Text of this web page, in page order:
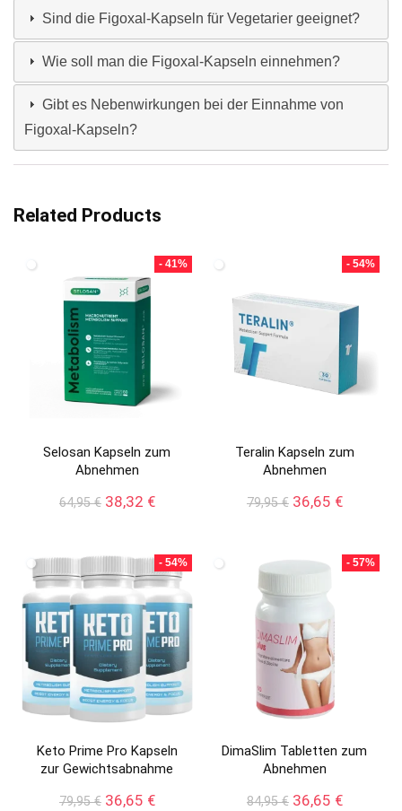
Sind die Figoxal-Kapseln für Vegetarier geeignet?
Wie soll man die Figoxal-Kapseln einnehmen?
Gibt es Nebenwirkungen bei der Einnahme von
Figoxal-Kapseln?
Related Products
- 41%
Selosan Kapseln zum
Abnehmen
64,95€ Ursprünglicher
64,95 €
38,32 €Aktueller
38,32 €.
- 54%
Teralin Kapseln zum
Abnehmen
79,95€ Ursprünglicher
36,65 €Aktueller
36,65 €.
- 54%
Keto Prime Pro Kapseln
zur Gewichtsabnahme
79,95€ Ursprünglicher
36,65 €Aktueller
- 57%
DimaSlim Tabletten zum
Abnehmen
84,95€ Ursprünglicher
36,65 €Aktueller